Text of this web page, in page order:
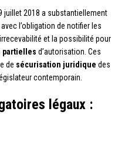
juillet 2018 a substantiellement
l’obligation de notifier les
et la possibilité pour
partielles d’autorisation. Ces
de sécurisation juridique des
contemporain.
légaux :